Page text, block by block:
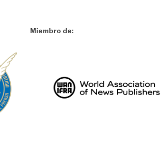
Miembro de: